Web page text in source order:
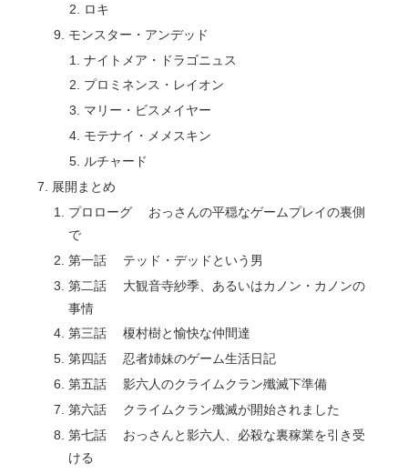
ロキ
モンスター・アンデッド
ナイトメア・ドラゴニュス
プロミネンス・レイオン
マリー・ビスメイヤー
モテナイ・メメスキン
ルチャード
展開まとめ
プロローグ おっさんの平穏なゲームプレイの裏側
で
第一話 テッド・デッドという男
第二話 大観音寺紗季、あるいはカノン・カノンの
事情
第三話 榎村樹と愉快な仲間達
第四話 忍者姉妹のゲーム生活日記
第五話 影六人のクライムクラン殲滅下準備
第六話 クライムクラン殲滅が開始されました
第七話 おっさんと影六人、必殺な裏稼業を引き受
ける